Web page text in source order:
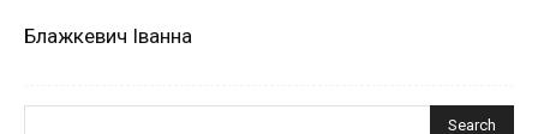
Блажкевич Іванна